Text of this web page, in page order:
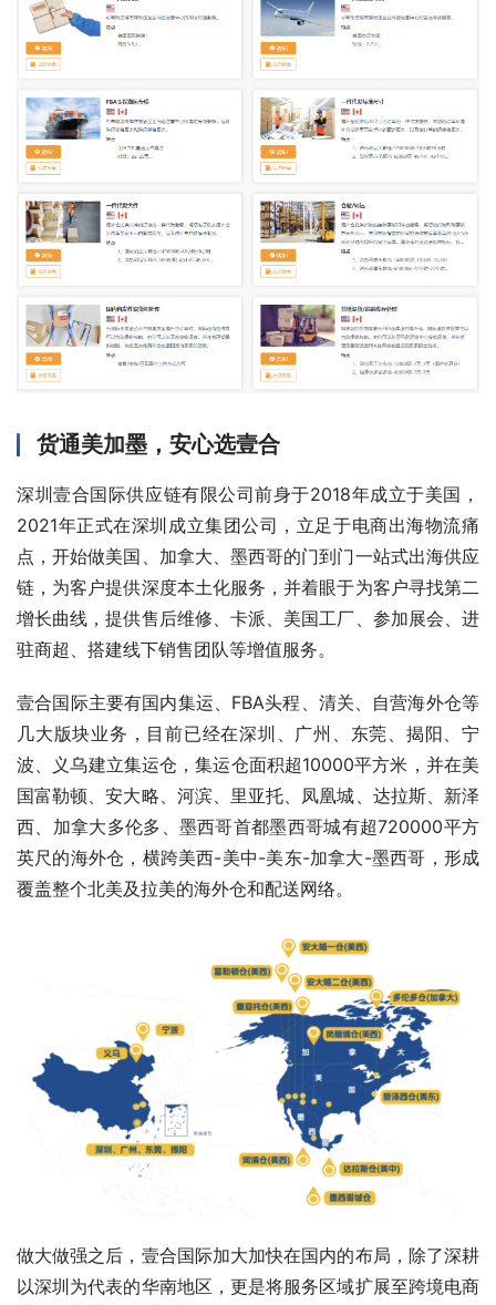
货通美加墨，安心选壹合
深圳壹合国际供应链有限公司前身于2018年成立于美国，
2021年正式在深圳成立集团公司，立足于电商出海物流痛
点，开始做美国、加拿大、墨西哥的门到门一站式出海供应
链，为客户提供深度本土化服务，并着眼于为客户寻找第二
增长曲线，提供售后维修、卡派、美国工厂、参加展会、进
驻商超、搭建线下销售团队等增值服务。
壹合国际主要有国内集运、FBA头程、清关、自营海外仓等
几大版块业务，目前已经在深圳、广州、东莞、揭阳、宁
波、义乌建立集运仓，集运仓面积超10000平方米，并在美
国富勒顿、安大略、河滨、里亚托、凤凰城、达拉斯、新泽
西、加拿大多伦多、墨西哥首都墨西哥城有超720000平方
英尺的海外仓，横跨美西-美中-美东-加拿大-墨西哥，形成
覆盖整个北美及拉美的海外仓和配送网络。
做大做强之后，壹合国际加大加快在国内的布局，除了深耕
以深圳为代表的华南地区，更是将服务区域扩展至跨境电商